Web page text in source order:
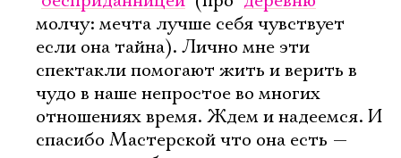
молчу: мечта лучше себя чувствует
если она тайна). Лично мне эти
спектакли помогают жить и верить в
чудо в наше непростое во многих
отношениях время. Ждем и надеемся. И
спасибо Мастерской что она есть —